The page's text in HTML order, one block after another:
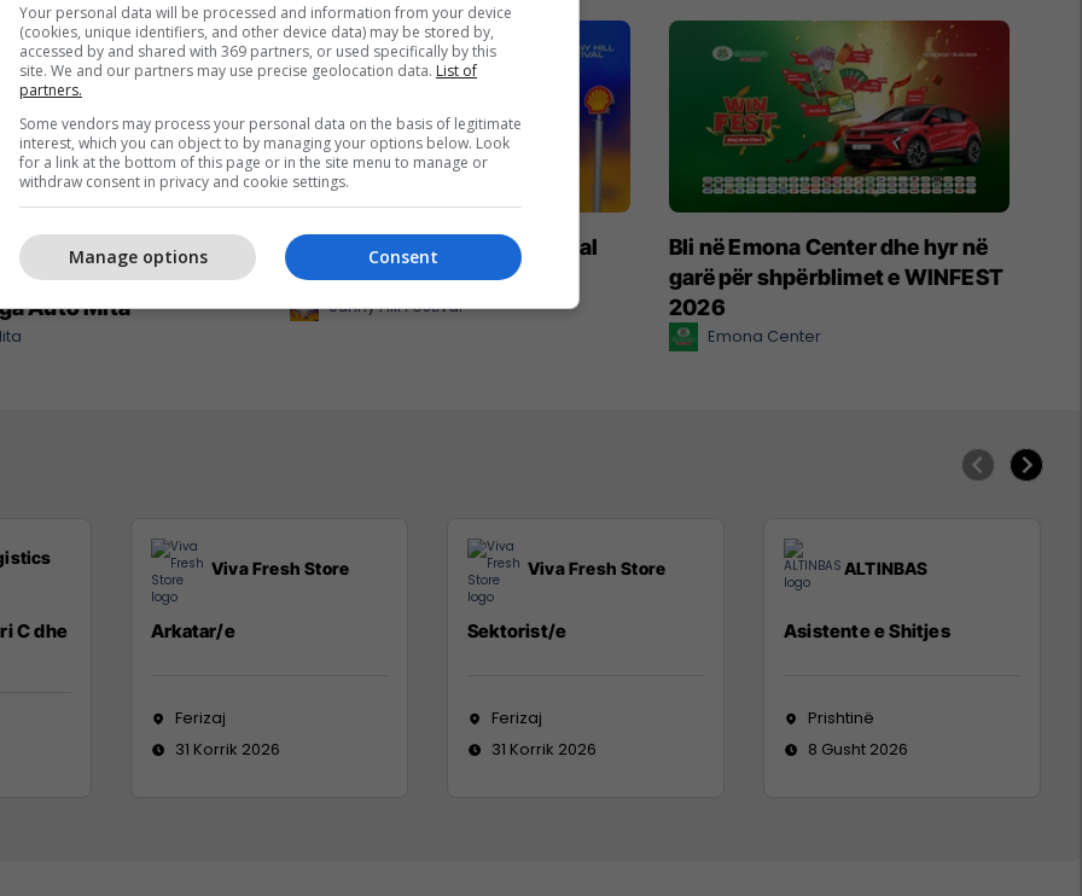
euro zbritje –
detit me Nissan
Auto Mita
Përjetojeni Sunny Hill Festival
2026 me energjinë e Shell-it
Sunny Hill Festival
Bli në Emona Center dhe hyr në
garë për shpërblimet e WINFEST
2026
Emona Center
C dhe
Viva Fresh Store
Arkatar/e
Ferizaj
31 Korrik 2026
Viva Fresh Store
Sektorist/e
Ferizaj
31 Korrik 2026
ALTINBAS
Asistente e Shitjes
Prishtinë
8 Gusht 2026
Your personal data will be processed and information from your device
(cookies, unique identifiers, and other device data) may be stored by,
accessed by and shared with 369 partners, or used specifically by this
site. We and our partners may use precise geolocation data. List of
partners.
Some vendors may process your personal data on the basis of legitimate
interest, which you can object to by managing your options below. Look
for a link at the bottom of this page or in the site menu to manage or
withdraw consent in privacy and cookie settings.
Consent
Manage options